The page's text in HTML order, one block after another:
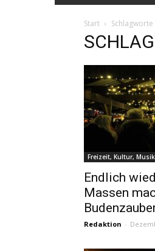
Start Schlagworte
Freizeit, Kultur, Musik
Endlich
Massen
Redaktion -